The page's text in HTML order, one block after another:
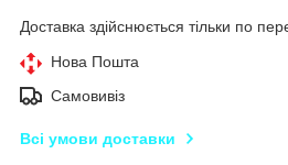
Доставка здійснюється тільки по
Нова Пошта
Самовивіз
Всі умови доставки